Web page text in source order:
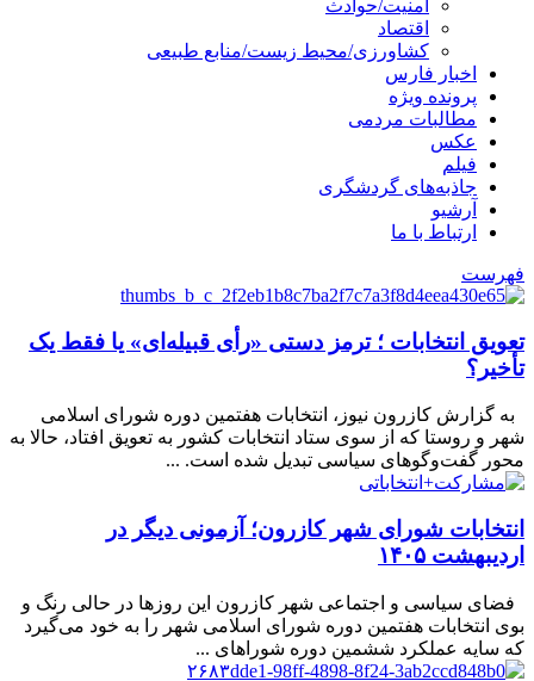
امنیت/حوادث
اقتصاد
کشاورزی/محیط زیست/منابع طبیعی
اخبار فارس
پرونده ویژه
مطالبات مردمی
عکس
فیلم
جاذبه‌های گردشگری
آرشیو
ارتباط با ما
فهرست
تعویق انتخابات ؛ ترمز دستی «رأی قبیله‌ای» یا فقط یک
تأخیر؟
به گزارش کازرون نیوز، انتخابات هفتمین دوره شورای اسلامی
شهر و روستا که از سوی ستاد انتخابات کشور به تعویق افتاد، حالا به
محور گفت‌وگوهای سیاسی تبدیل شده است. ...
انتخابات شورای شهر کازرون؛ آزمونی دیگر در
اردیبهشت ۱۴۰۵
فضای سیاسی و اجتماعی شهر کازرون این روزها در حالی رنگ و
بوی انتخابات هفتمین دوره شورای اسلامی شهر را به خود می‌گیرد
که سایه عملکرد ششمین دوره شوراهای ...